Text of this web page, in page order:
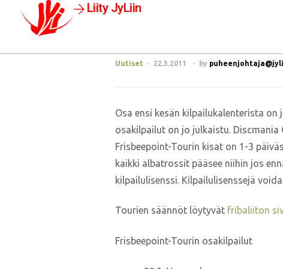
Liity JyLiin
Uutiset 22.3.2011 by
Osa ensi kesän kilpailukalenterista
osakilpailut on jo julkaistu. Discmania
Frisbeepoint-Tourin kisat on 1-3
kaikki albatrossit pääsee niihin jos
kilpailulisenssi. Kilpailulisenssejä
Tourien säännöt löytyvät fribaliiton
Frisbeepoint-Tourin osakilpailut